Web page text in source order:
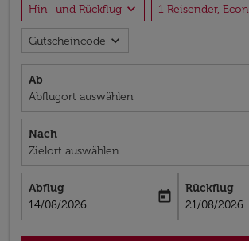
Hin- und Rückflug expand_more 1 Reisender,
Gutscheincode expand_more
Ab
Abflugort auswählen
Nach
Zielort auswählen
Abflug
fc-booking-departure-date-aria-label
14/08/2026
today
Rückflug
fc-booking-
21/08/2026